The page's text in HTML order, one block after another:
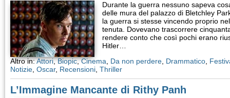
Durante la guerra nessuno sapeva
delle mura del palazzo di Bletchley
la guerra si stesse vincendo proprio
tenuta. Dovevano trascorrere
rendere conto che così pochi erano
Hitler…
Altro in:Attori,Biopic,Cinema Da non perdere Drammatico
Notizie Oscar, Recensioni Thriller
L’Immagine Mancante di Rithy Panh